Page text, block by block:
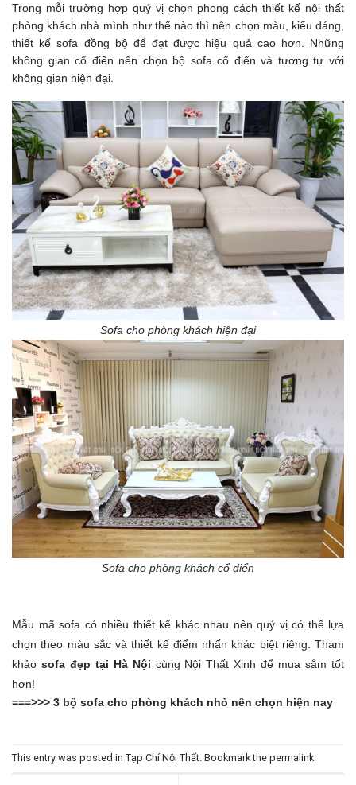
Trong mỗi trường hợp quý vị chọn phong cách thiết kế nội thất
phòng khách nhà mình như thế nào thì nên chọn màu, kiểu dáng,
thiết kế sofa đồng bộ để đạt được hiệu quả cao hơn. Những
không gian cổ điển nên chọn bộ sofa cổ điển và tương tự với
không gian hiện đại.
Sofa cho phòng khách hiện đại
Sofa cho phòng khách cổ điển
Mẫu mã sofa có nhiều thiết kế khác nhau nên quý vị có thể lựa
chọn theo màu sắc và thiết kế điểm nhấn khác biệt riêng. Tham
khảo sofa đẹp tại Hà Nội cùng Nội Thất Xinh để mua sắm tốt
hơn!
===>>> 3 bộ sofa cho phòng khách nhỏ nên chọn hiện nay
This entry was posted in Tạp Chí Nội Thất. Bookmark the permalink.